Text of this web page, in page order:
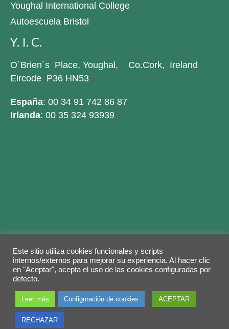
Youghal International College
Autoescuela Bristol
Y. I. C.
O´Brien´s Place, Youghal, Co.Cork, Ireland
Eircode P36 HN53
España: 00 34 91 742 86 87
Irlanda: 00 35 324 93939
Legal warning Privacy Policy Cookies policy
© 2026 Copyright by
derechos reservados.
Este sitio utiliza cookies funcionales y scripts
internos/externos para mejorar su experiencia. Al hacer clic
en "Aceptar", acepta el uso de las cookies configuradas por
defecto.
Leer más Configuración de cookies ACEPTAR
RECHAZAR